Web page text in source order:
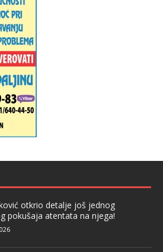
otkrio detalje još jednog
pokušaja atentata na njega!